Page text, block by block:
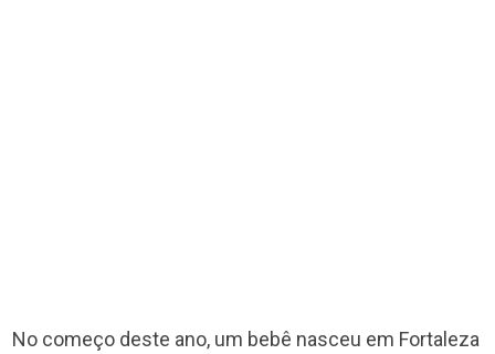
No começo deste ano, um bebê nasceu em Fortaleza